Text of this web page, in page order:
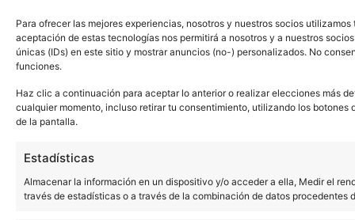
Para ofrecer las mejores experiencias, nosotros y nuestros socios
aceptación de estas tecnologías nos permitirá a nosotros y a nuestros
únicas (IDs) en este sitio y mostrar anuncios (no-) personalizados. No
funciones.
Haz clic a continuación para aceptar lo anterior o realizar elecciones más
cualquier momento, incluso retirar tu consentimiento, utilizando los
de la pantalla.
Estadísticas
Almacenar la información en un dispositivo y/o acceder a ella, Medir el
través de estadísticas o a través de la combinación de datos procedentes